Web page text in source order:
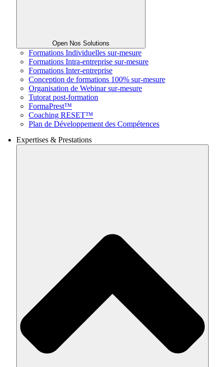
Open Nos Solutions
Formations Individuelles sur-mesure
Formations Intra-entreprise sur-mesure
Formations Inter-entreprise
Conception de formations 100% sur-mesure
Organisation de Webinar sur-mesure
Tutorat post-formation
FormaPrest™
Coaching RESET™
Plan de Développement des Compétences
Expertises & Prestations